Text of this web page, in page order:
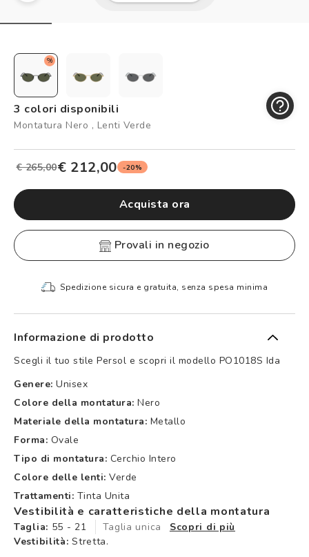
Controllo visivo
Logout
%
3 colori disponibili
Montatura Nero , Lenti Verde
€ 265,00€ 212,00 -20%
Acquista ora
provali in negozio
Spedizione sicura e gratuita, senza spesa minima
Informazione di prodotto
Scegli il tuo stile Persol e scopri il modello PO1018S Ida
Genere: Unisex
Colore della montatura: Nero
Materiale della montatura: Metallo
Forma: Ovale
Tipo di montatura: Cerchio Intero
Colore delle lenti: Verde
Trattamenti: Tinta Unita
Vestibilità e caratteristiche della montatura
Taglia: 55 - 21 Taglia unica
Scopri di più
Vestibilità: Stretta.